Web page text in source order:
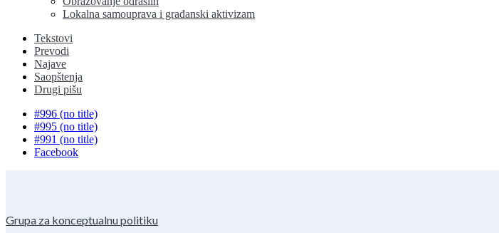
Lokalna samouprava i građanski aktivizam
Tekstovi
Prevodi
Najave
Saopštenja
Drugi pišu
#996 (no title)
#995 (no title)
#991 (no title)
Facebook
Grupa za konceptualnu politiku